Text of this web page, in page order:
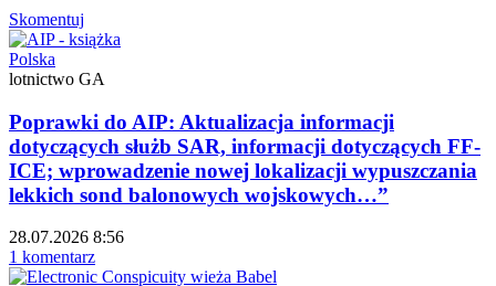
Skomentuj
Polska
lotnictwo GA
Poprawki do AIP: Aktualizacja informacji
dotyczących służb SAR, informacji dotyczących FF-
ICE; wprowadzenie nowej lokalizacji wypuszczania
lekkich sond balonowych wojskowych…”
28.07.2026 8:56
1 komentarz